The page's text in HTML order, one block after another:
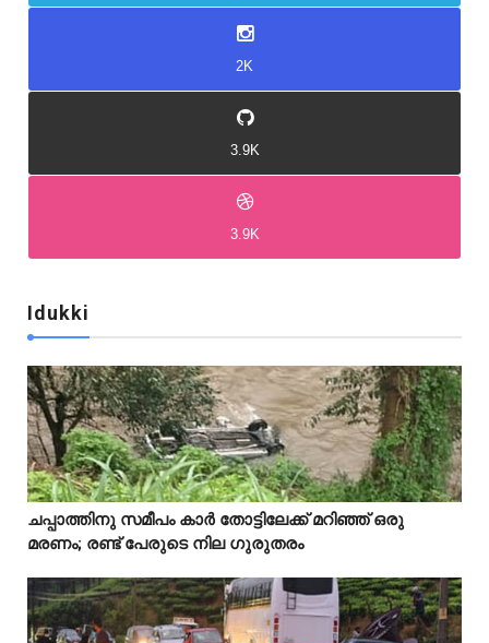
2K
3.9K
3.9K
Idukki
  
ചപ്പാത്തിനു സമീപം കാർ തോട്ടിലേക്ക് മറിഞ്ഞ് ഒരു
മരണം; രണ്ട് പേരുടെ നില ഗുരുതരം
Idukki